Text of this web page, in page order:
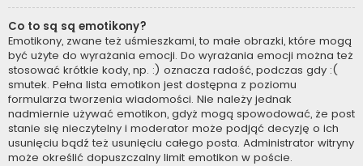
Co to są są emotikony?
Emotikony, zwane też uśmieszkami, to małe obrazki, które mogą
być użyte do wyrażania emocji. Do wyrażania emocji można też
stosować krótkie kody, np. :) oznacza radość, podczas gdy :(
smutek. Pełna lista emotikon jest dostępna z poziomu
formularza tworzenia wiadomości. Nie należy jednak
nadmiernie używać emotikon, gdyż mogą spowodować, że post
stanie się nieczytelny i moderator może podjąć decyzję o ich
usunięciu bądź też usunięciu całego posta. Administrator witryny
może określić dopuszczalny limit emotikon w poście.